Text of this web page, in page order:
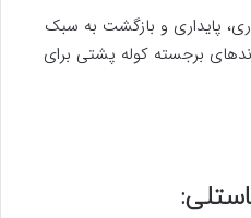
پایداری و بازگشت به سبک
برجسته کوله پشتی برای